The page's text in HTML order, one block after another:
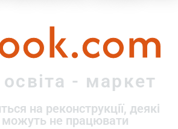
- маркет
на реконструкції, деякі
можуть не працювати